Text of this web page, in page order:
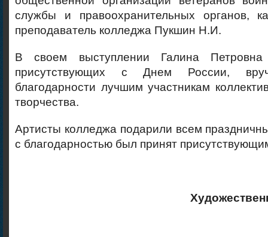
службы и правоохранительных органов,
преподаватель колледжа Пукшин Н.И.
В своем выступлении Галина Петровна
присутствующих с Днем России,
благодарности лучшим участникам
творчества.
Артисты колледжа подарили всем
с благодарностью был принят